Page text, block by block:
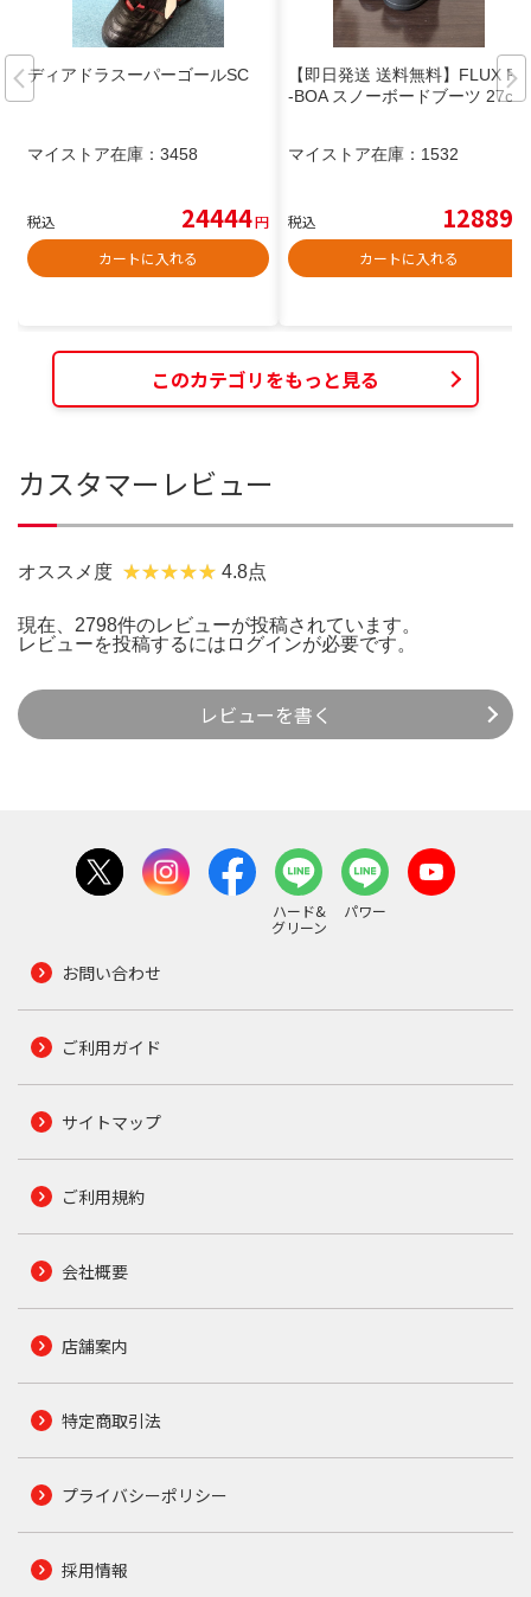
ディアドラスーパーゴールSC
マイストア在庫： 3458
税込 24444円
カートに入れる
【即日発送 送料無料】FLUX FL
-BOA スノーボードブーツ 27cm
マイストア在庫： 1532
税込 12889
カートに入れる
このカテゴリをもっと見る
カスタマーレビュー
オススメ度 4.8点
現在、2798件のレビューが投稿されています。
レビューを投稿するには ログインが必要です。
レビューを書く
ハード&
グリーン
パワー
お問い合わせ
ご利用ガイド
サイトマップ
ご利用規約
会社概要
店舗案内
特定商取引法
プライバシーポリシー
採用情報